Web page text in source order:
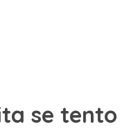
se tento